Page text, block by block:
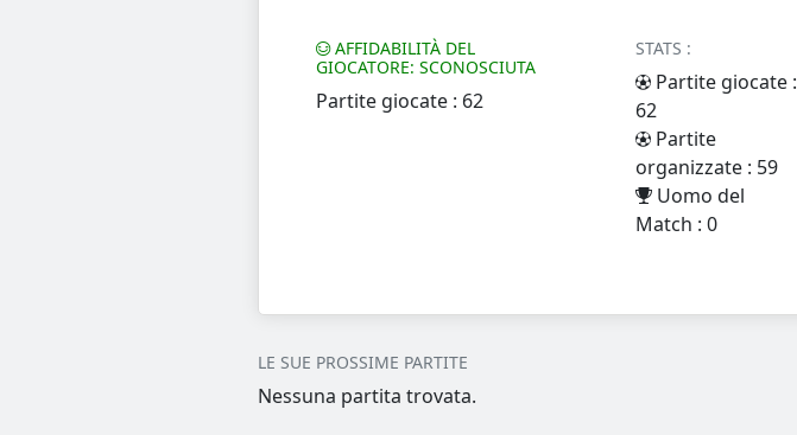
AFFIDABILITÀ DEL
GIOCATORE: SCONOSCIUTA
Partite giocate : 62
STATS :
Partite giocate :
62
Partite
organizzate : 59
Uomo del
Match : 0
LE SUE PROSSIME PARTITE
Nessuna partita trovata.